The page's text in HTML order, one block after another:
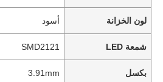
لون الخزانة أسود
شمعة LED SMD2121
بكسل 3.91mm